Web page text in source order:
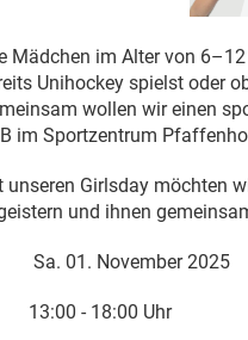
Mädchen im Alter von
Unihockey spielst oder
wollen wir einen
im Sportzentrum
unseren Girlsday möchten
und ihnen
Sa. 01. November 2025
13:00 - 18:00 Uhr